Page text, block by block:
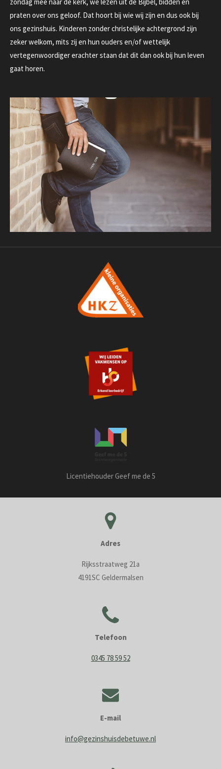
praten over ons geloof. Dat hoort bij wie wij zijn en dus ook bij
ons gezinshuis. Kinderen zonder christelijke achtergrond zijn
zeker welkom, mits zij en hun ouders en/of wettelijk
vertegenwoordiger erachter staan dat dit dan ook bij hun leven
gaat horen.
Licentiehouder Geef me de 5
Adres
Rijksstraatweg 21a
4191SC Geldermalsen
Telefoon
0345 78 59 52
E-mail
info@gezinshuisdebetuwe.nl